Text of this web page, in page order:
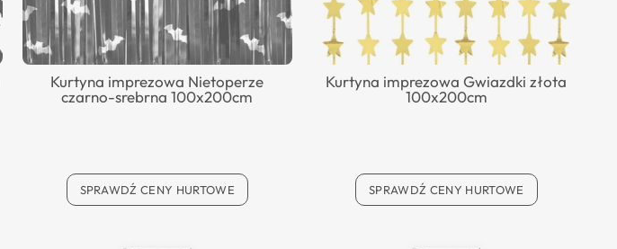
Kurtyna imprezowa Nietoperze
czarno-srebrna 100x200cm
SPRAWDŹ CENY HURTOWE
Kurtyna imprezowa Gwiazdki złota
100x200cm
SPRAWDŹ CENY HURTOWE